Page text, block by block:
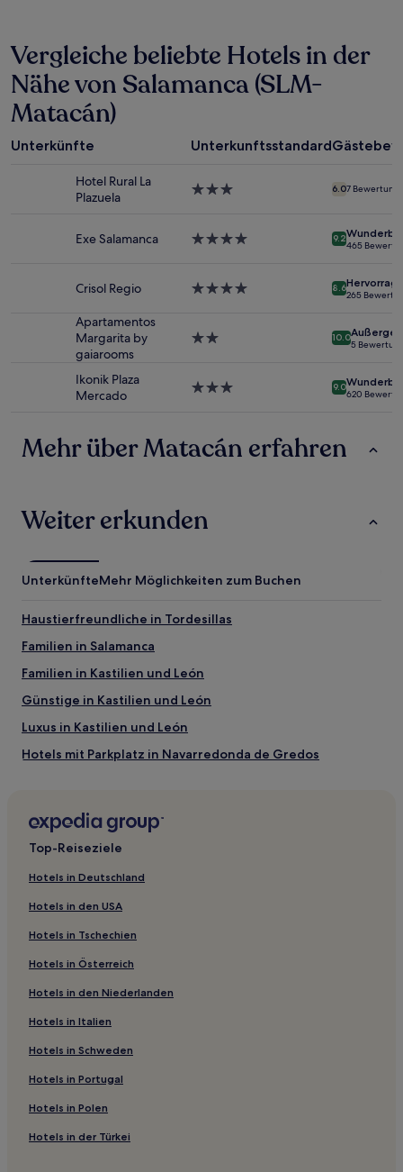
24 Stunden
für
einen
Aufenthalt
mit
1 Übernachtung
von
Bedingungen
Vergleiche beliebte Hotels in der
Nähe von Salamanca (SLM-
Matacán)
Unterkünfte Unterkunftsstandard
Hotel Rural La
Plazuela
3.0-
6.07
Exe Salamanca
4.0-
9.2
465
Crisol Regio
4.0-
8.6
265
Apartamentos
Margarita by
gaiarooms
2.0-
10.0
5
Ikonik Plaza
Mercado
3.0-
9.0
620
Mehr über Matacán erfahren
Weiter erkunden
UnterkünfteMehr Möglichkeiten zum Buchen
Haustierfreundliche in Tordesillas
Familien in Salamanca
Familien in Kastilien und León
Günstige in Kastilien und León
Luxus in Kastilien und León
Hotels mit Parkplatz in Navarredonda de Gredos
Hotels mit inbegriffenem Frühstück nahe Muralla de Ávila
Hotels nahe Gefängnis Salvatierra de Tormes
Rágama Hotels
Hotels nahe Hospital del Estudio
Beleña Hotels
Huerta Hotels
Muñico Hotels
Hotels nahe Iglesia de San Benito
Almenara de Tormes Hotels
Castellanos de Villiquera Hotels
Top-Reiseziele
Hotels in Deutschland
Hotels in den USA
Hotels in Tschechien
Hotels in Österreich
Hotels in den Niederlanden
Hotels in Italien
Hotels in Schweden
Hotels in Portugal
Hotels in Polen
Hotels in der Türkei